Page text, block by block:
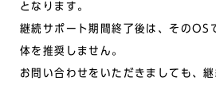
となります。
継続サポート期間終了後は、そのOS
体を推奨しません。
お問い合わせをいただきましても、